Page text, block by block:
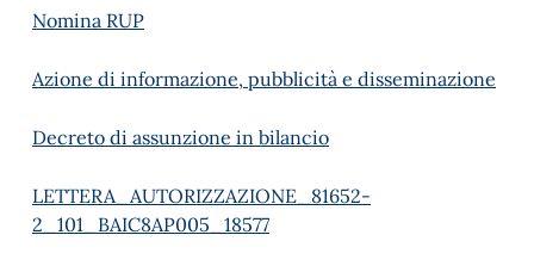
Nomina RUP
Azione di informazione, pubblicità e disseminazione
Decreto di assunzione in bilancio
LETTERA_AUTORIZZAZIONE_81652-
2_101_BAIC8AP005_18577